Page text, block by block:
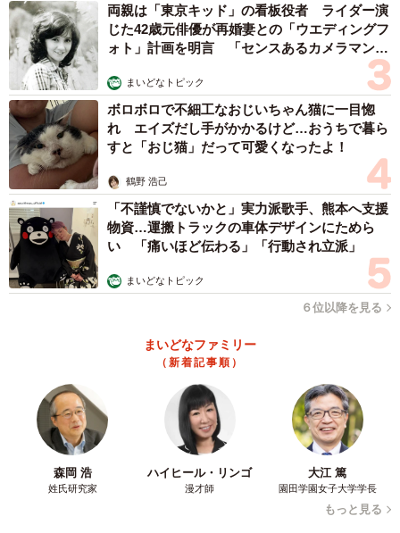
両親は「東京キッド」の看板役者 ライダー演
じた42歳元俳優が再婚妻との「ウエディングフ
ォト」計画を明言 「センスあるカメラマン求
まいどなトピック
ボロボロで不細工なおじいちゃん猫に一目惚
れ エイズだし手がかかるけど…おうちで暮ら
すと「おじ猫」だって可愛くなったよ！
鶴野 浩己
「不謹慎でないかと」実力派歌手、熊本へ支援
物資…運搬トラックの車体デザインにためら
い 「痛いほど伝わる」「行動され立派」
まいどなトピック
６位以降を見る
まいどなファミリー
（新着記事順）
森岡 浩
姓氏研究家
ハイヒール・リンゴ
漫才師
大江 篤
園田学園女子大学学長
もっと見る